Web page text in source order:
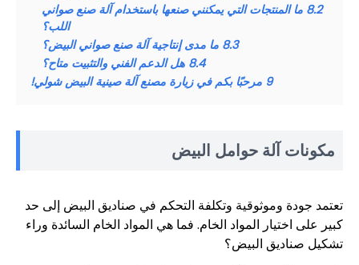
8.2 ما المنتجات التي يمكنني صنعها باستخدام آلة صنع صواني
اللب؟
8.3 ما مدى إنتاجية آلة صنع صواني البيض؟
8.4 هل الدعم الفني والتثبيت متاح؟
9 مرحبًا بكم في زيارة مصنع آلة صينية البيض شولي!
مكونات آلة حوامل البيض
تعتمد جودة وموثوقية وتكلفة التحكم في صناديق البيض إلى حد
كبير على اختيار المواد الخام. فما هي المواد الخام السائدة وراء
تشكيل صناديق البيض؟